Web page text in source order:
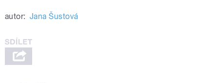
autor: Jana Šustová